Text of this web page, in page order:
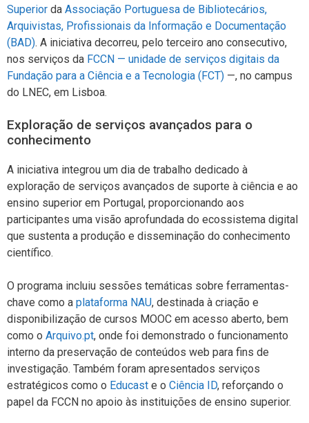
Superior da Associação Portuguesa de Bibliotecários,
Arquivistas, Profissionais da Informação e Documentação
(BAD). A iniciativa decorreu, pelo terceiro ano consecutivo,
nos serviços da FCCN — unidade de serviços digitais da
Fundação para a Ciência e a Tecnologia (FCT) —, no campus
do LNEC, em Lisboa.
Exploração de serviços avançados para o
conhecimento
A iniciativa integrou um dia de trabalho dedicado à
exploração de serviços avançados de suporte à ciência e ao
ensino superior em Portugal, proporcionando aos
participantes uma visão aprofundada do ecossistema digital
que sustenta a produção e disseminação do conhecimento
científico.
O programa incluiu sessões temáticas sobre ferramentas-
chave como a plataforma NAU, destinada à criação e
disponibilização de cursos MOOC em acesso aberto, bem
como o Arquivo.pt, onde foi demonstrado o funcionamento
interno da preservação de conteúdos web para fins de
investigação. Também foram apresentados serviços
estratégicos como o Educast e o Ciência ID, reforçando o
papel da FCCN no apoio às instituições de ensino superior.